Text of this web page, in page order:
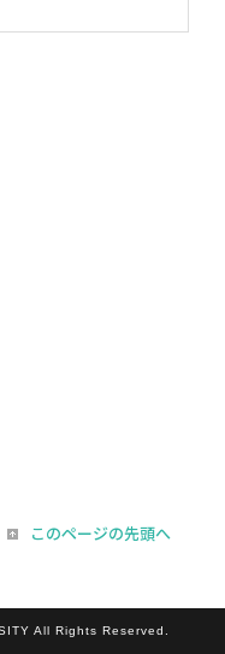
このページの先頭へ
All Rights Reserved.